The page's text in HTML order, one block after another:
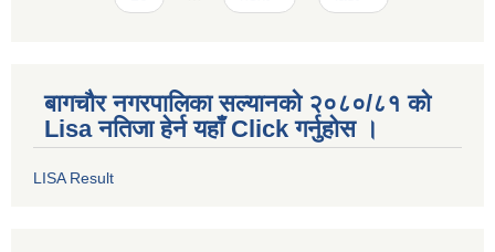
बागचौर नगरपालिका सल्यानको २०८०/८१ को
Lisa नतिजा हेर्न यहाँ Click गर्नुहोस ।
LISA Result